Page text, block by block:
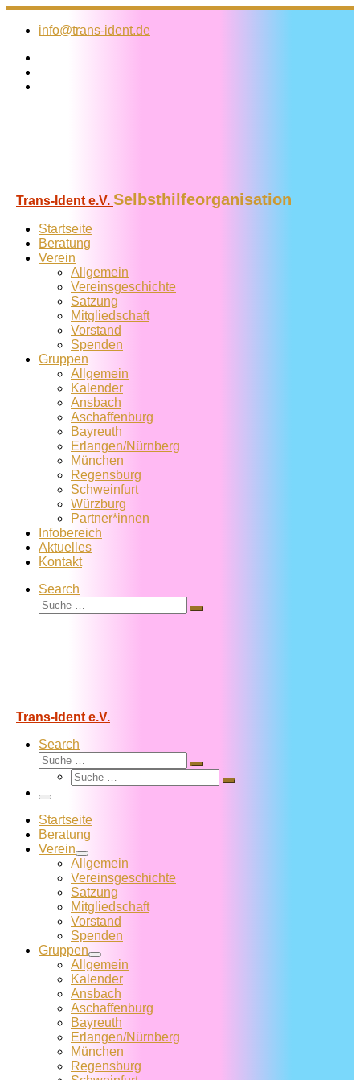
Zum
Inhalt
info@trans-ident.de
Trans-Ident e.V. Selbsthilfeorganisation
Startseite
Beratung
Verein
Allgemein
Vereins­geschichte
Satzung
Mitglied­schaft
Vorstand
Spenden
Gruppen
Allgemein
Kalender
Ansbach
Aschaffenburg
Bayreuth
Erlangen/Nürnberg
München
Regensburg
Schweinfurt
Würzburg
Partner*innen
Infobereich
Aktuelles
Kontakt
Search
Suche
Suche
Trans-Ident e.V.
Search
Suche
Suche
Suche
Suche
Menü
Startseite
Beratung
Verein
Allgemein
Vereins­geschichte
Satzung
Mitglied­schaft
Vorstand
Spenden
Gruppen
Allgemein
Kalender
Ansbach
Aschaffenburg
Bayreuth
Erlangen/Nürnberg
München
Regensburg